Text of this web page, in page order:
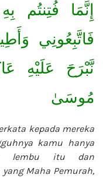
إِنَّمَا فُتِنتُم
فَاتَّبِعُونِي
نَّبْرَحَ عَلَيْهِ
مُوسَىٰ
kepada mereka
kamu hanya
lembu itu dan
Maha Pemurah,